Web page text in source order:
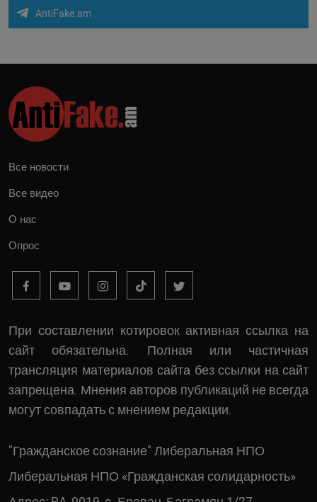
AntiFake.am
Все новости
Все видео
О нас
Опрос
При составлении котировок активная ссылка на
сайт обязательна. Полная или частичная
трансляция материалов сайта без ссылки на сайт
запрещена. Мнения авторов публикаций не всегда
могут совпадать с мнением редакции.
"Гражданское сознание" Либеральная НПО
Либеральная НПО «Гражданская солидарность»